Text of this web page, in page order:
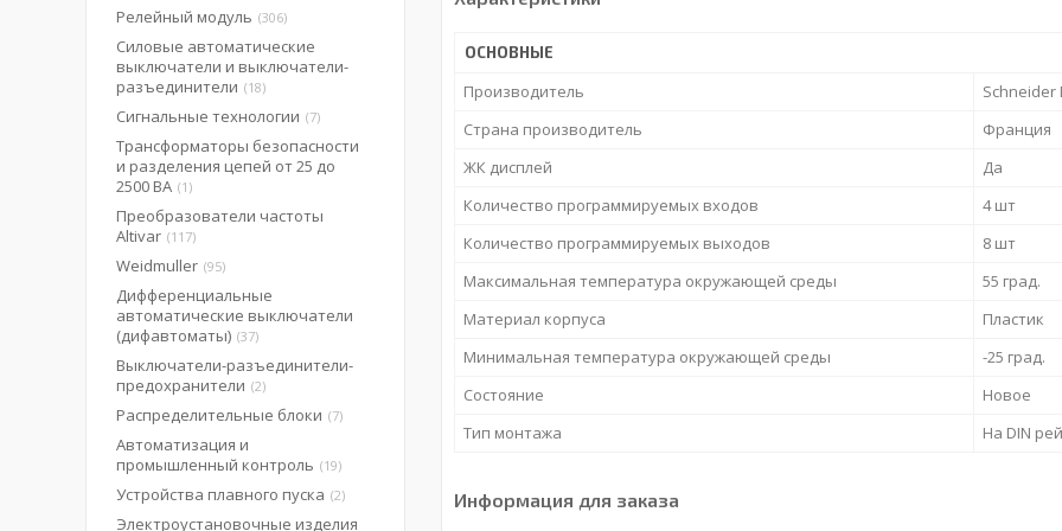
ОСНОВНЫЕ
Производитель
Schneider
Страна производитель
Франция
ЖК дисплей
Да
Количество программируемых входов
4 шт
Количество программируемых выходов
8 шт
Максимальная температура окружающей среды
55 град.
Материал корпуса
Пластик
Минимальная температура окружающей среды
-25 град.
Состояние
Новое
Тип монтажа
На DIN
Информация для заказа
Релейный модуль 306
Силовые автоматические
выключатели и выключатели-
разъединители
18
Сигнальные технологии 7
Трансформаторы безопасности
и разделения цепей от 25 до
2500 ВА 1
Преобразователи частоты
Altivar 117
Weidmuller 95
Дифференциальные
автоматические выключатели
(дифавтоматы) 37
Выключатели-разъединители-
предохранители 2
Распределительные блоки 7
Автоматизация и
промышленный контроль
19
Устройства плавного пуска 2
Электроустановочные изделия